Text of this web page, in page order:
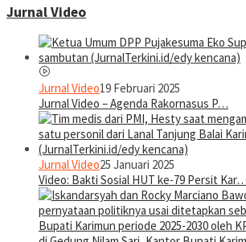
Jurnal Video
Jurnal Video19 Februari 2025
Jurnal Video – Agenda Rakornasus P…
Jurnal Video25 Januari 2025
Video: Bakti Sosial HUT ke-79 Persit Kar…